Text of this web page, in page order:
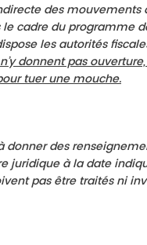
des
cadre du programme
les autorités
donnent pas
tuer une mouche.
des
juridique à la date
pas être traités ni